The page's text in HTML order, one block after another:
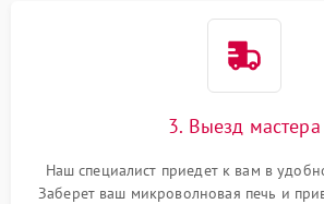
3. Выезд мастера
Наш специалист приедет к вам в
Заберет ваш микроволновая печь и